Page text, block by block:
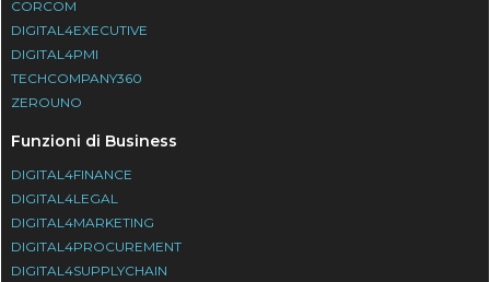
CORCOM
DIGITAL4EXECUTIVE
DIGITAL4PMI
TECHCOMPANY360
ZEROUNO
Funzioni di Business
DIGITAL4FINANCE
DIGITAL4LEGAL
DIGITAL4MARKETING
DIGITAL4PROCUREMENT
DIGITAL4SUPPLYCHAIN